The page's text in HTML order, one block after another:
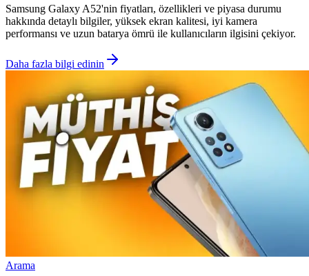
Samsung Galaxy A52'nin fiyatları, özellikleri ve piyasa durumu
hakkında detaylı bilgiler, yüksek ekran kalitesi, iyi kamera
performansı ve uzun batarya ömrü ile kullanıcıların ilgisini çekiyor.
Daha fazla bilgi edinin
Arama